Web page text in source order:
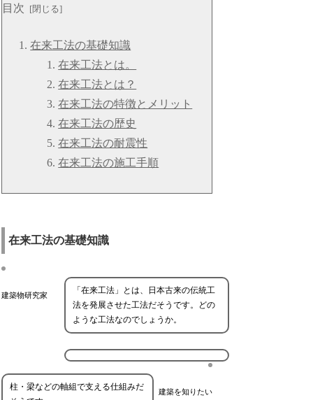
目次
在来工法の基礎知識
在来工法とは。
在来工法とは？
在来工法の特徴とメリット
在来工法の歴史
在来工法の耐震性
在来工法の施工手順
在来工法の基礎知識
建築物研究家
「在来工法」とは、日本古来の伝統工
法を発展させた工法だそうです。どの
ような工法なのでしょうか。
建築を知りたい
柱・梁などの軸組で支える仕組みだ